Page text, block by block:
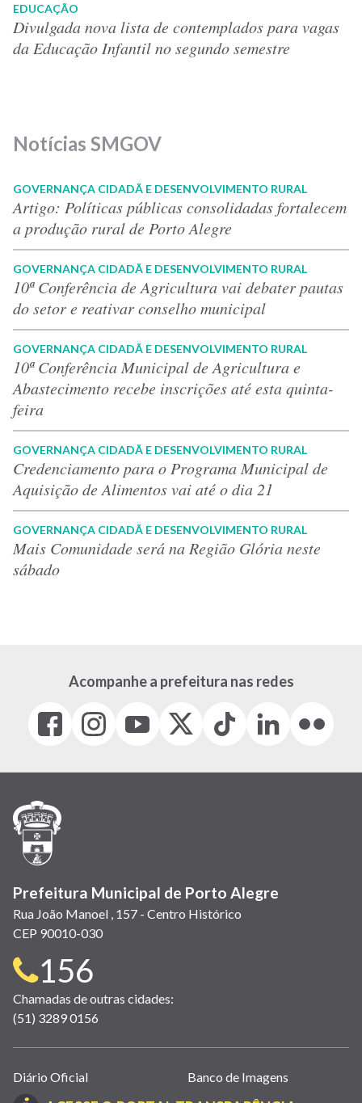
EDUCAÇÃO
Divulgada nova lista de contemplados para vagas
da Educação Infantil no segundo semestre
Notícias SMGOV
GOVERNANÇA CIDADÃ E DESENVOLVIMENTO RURAL
Artigo: Políticas públicas consolidadas fortalecem
a produção rural de Porto Alegre
GOVERNANÇA CIDADÃ E DESENVOLVIMENTO RURAL
10ª Conferência de Agricultura vai debater pautas
do setor e reativar conselho municipal
GOVERNANÇA CIDADÃ E DESENVOLVIMENTO RURAL
10ª Conferência Municipal de Agricultura e
Abastecimento recebe inscrições até esta quinta-
feira
GOVERNANÇA CIDADÃ E DESENVOLVIMENTO RURAL
Credenciamento para o Programa Municipal de
Aquisição de Alimentos vai até o dia 21
GOVERNANÇA CIDADÃ E DESENVOLVIMENTO RURAL
Mais Comunidade será na Região Glória neste
sábado
Acompanhe a prefeitura nas redes
Facebook
(link
em
janela)
Instagram
(link
em
(link
em
(Antigo
(link
Tiktok
(link
em
LinkedIn
(link
em
(link
em
Prefeitura Municipal de Porto Alegre
Rua João Manoel , 157 - Centro Histórico
CEP 90010-030
Telefone
para
contato:
156
Chamadas de outras cidades:
(51) 3289 0156
Links
úteis
Diário Oficial Banco de Imagens